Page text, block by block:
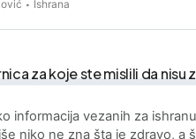
Ishrana
za koje ste mislili da nisu
informacija vezanih za
niko ne zna šta je zdravo, a